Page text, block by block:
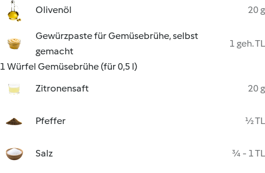
Olivenöl 20 g
Gewürzpaste für Gemüsebrühe, selbst
gemacht
1 geh. TL
1 Würfel Gemüsebrühe (für 0,5 l)
Zitronensaft
20 g
Pfeffer ½ TL
Salz ¾ - 1 TL